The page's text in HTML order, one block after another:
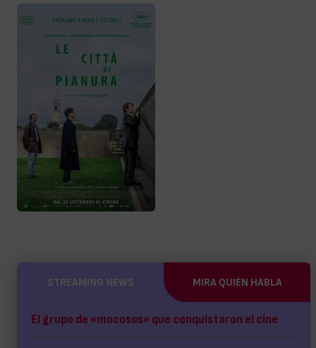
STREAMING NEWS MIRA QUIÉN HABLA
El grupo de «mocosos» que conquistaron el cine